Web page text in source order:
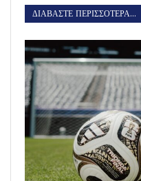
ΔΙΑΒΑΣΤΕ ΠΕΡΙΣΣΟΤΕΡΑ...